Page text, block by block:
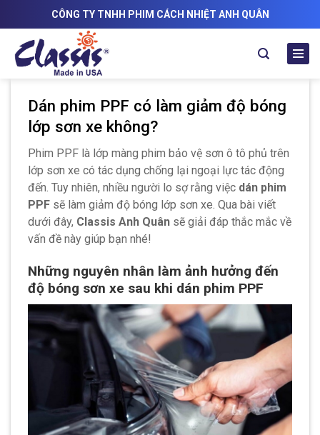
content
CÔNG TY TNHH PHIM CÁCH NHIỆT ANH QUÂN
Dán phim PPF có làm giảm độ bóng
lớp sơn xe không?
Phim PPF là lớp màng phim bảo vệ sơn ô tô phủ trên
lớp sơn xe có tác dụng chống lại ngoại lực tác động
đến. Tuy nhiên, nhiều người lo sợ rằng việc dán phim
PPF sẽ làm giảm độ bóng lớp sơn xe. Qua bài viết
dưới đây, Classis Anh Quân sẽ giải đáp thắc mắc về
vấn đề này giúp bạn nhé!
Những nguyên nhân làm ảnh hưởng đến
độ bóng sơn xe sau khi dán phim PPF